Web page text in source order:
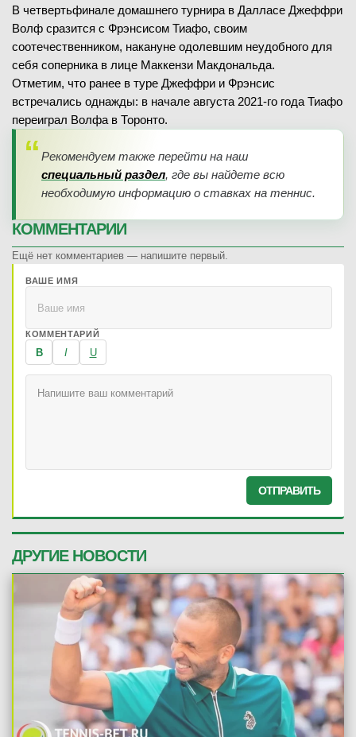
В четвертьфинале домашнего турнира в Далласе Джеффри
Волф сразится с Фрэнсисом Тиафо, своим
соотечественником, накануне одолевшим неудобного для
себя соперника в лице Маккензи Макдональда.
Отметим, что ранее в туре Джеффри и Фрэнсис
встречались однажды: в начале августа 2021-го года Тиафо
переиграл Волфа в Торонто.
Рекомендуем также перейти на наш
специальный раздел, где вы найдете всю
необходимую информацию о ставках на теннис.
КОММЕНТАРИИ
Ещё нет комментариев — напишите первый.
ВАШЕ ИМЯ
КОММЕНТАРИЙ
B I U
ОТПРАВИТЬ
ДРУГИЕ НОВОСТИ